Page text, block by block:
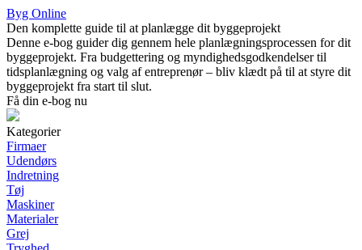
Byg Online
Den komplette guide til at planlægge dit byggeprojekt
Denne e-bog guider dig gennem hele planlægningsprocessen for dit
byggeprojekt. Fra budgettering og myndighedsgodkendelser til
tidsplanlægning og valg af entreprenør – bliv klædt på til at styre dit
byggeprojekt fra start til slut.
Få din e-bog nu
Kategorier
Firmaer
Udendørs
Indretning
Tøj
Maskiner
Materialer
Grej